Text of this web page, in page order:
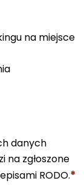
na miejsce
danych
na zgłoszone
RODO.*